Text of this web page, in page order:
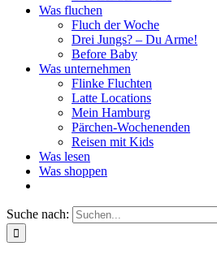
Was fluchen
Fluch der Woche
Drei Jungs? – Du Arme!
Before Baby
Was unternehmen
Flinke Fluchten
Latte Locations
Mein Hamburg
Pärchen-Wochenenden
Reisen mit Kids
Was lesen
Was shoppen
Suche nach: